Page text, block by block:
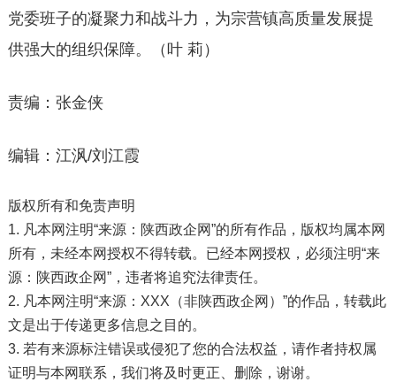
党委班子的凝聚力和战斗力，为宗营镇高质量发展提
供强大的组织保障。（叶 莉）
责编：张金侠
编辑：江沨/刘江霞
版权所有和免责声明
1. 凡本网注明“来源：陕西政企网”的所有作品，版权均属本网
所有，未经本网授权不得转载。已经本网授权，必须注明“来
源：陕西政企网”，违者将追究法律责任。
2. 凡本网注明“来源：XXX（非陕西政企网）”的作品，转载此
文是出于传递更多信息之目的。
3. 若有来源标注错误或侵犯了您的合法权益，请作者持权属
证明与本网联系，我们将及时更正、删除，谢谢。